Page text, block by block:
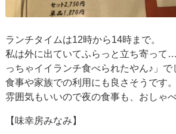
ランチタイムは12時から14時まで。
私は外に出ていてふらっと立ち寄って
っちゃイイランチ食べられたやん♪」
食事や家族での利用にも良さそうです。
雰囲気もいいので夜の食事も、おしゃ
【味幸房みなみ】